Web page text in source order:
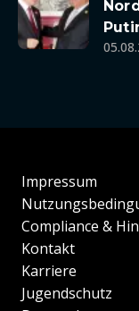
Impressum
Compliance &
Kontakt
Karriere
Jugendschutz